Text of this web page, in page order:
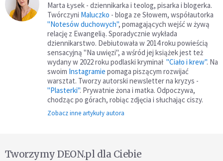
Marta Łysek - dziennikarka i teolog, pisarka i blogerka.
Twórczyni Maluczko - bloga ze Słowem, współautorka
"Notesów duchowych", pomagających wejść w żywą
relację z Ewangelią. Sporadycznie wykłada
dziennikarstwo. Debiutowała w 2014 roku powieścią
sensacyjną "Na uwięzi", a wśród jej książek jest też
wydany w 2022 roku podlaski kryminał "Ciało i krew". Na
swoim Instagramie pomaga piszącym rozwijać
warsztat. Tworzy autorski newsletter na kryzys -
"Plasterki". Prywatnie żona i matka. Odpoczywa,
chodząc po górach, robiąc zdjęcia i słuchając ciszy.
Zobacz inne artykuły autora
Tworzymy DEON.pl dla Ciebie